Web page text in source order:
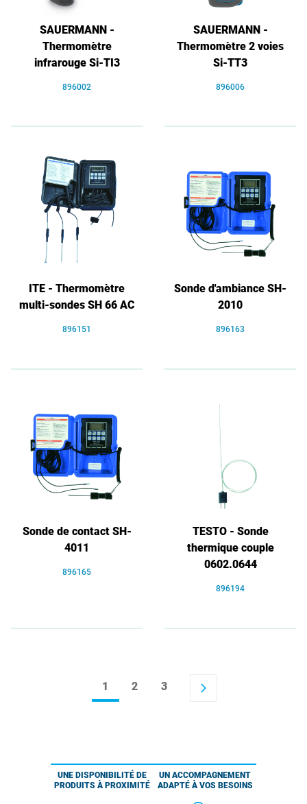
SAUERMANN -
Thermomètre
infrarouge Si-TI3
896002
SAUERMANN -
Thermomètre 2 voies
Si-TT3
896006
ITE - Thermomètre
multi-sondes SH 66 AC
896151
Sonde d'ambiance SH-
2010
896163
Sonde de contact SH-
4011
896165
TESTO - Sonde
thermique couple
0602.0644
896194
1 2 3 arrow_forward_ios
UNE DISPONIBILITÉ DE
PRODUITS À PROXIMITÉ
UN ACCOMPAGNEMENT
ADAPTÉ À VOS BESOINS